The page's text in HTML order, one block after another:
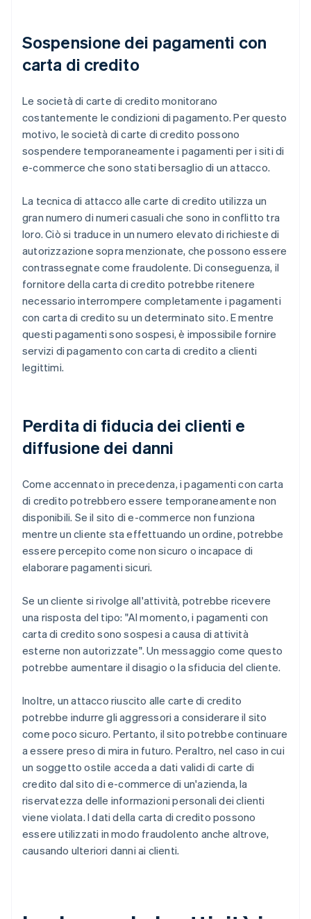
Sospensione dei pagamenti con
carta di credito
Le società di carte di credito monitorano
costantemente le condizioni di pagamento. Per questo
motivo, le società di carte di credito possono
sospendere temporaneamente i pagamenti per i siti di
e-commerce che sono stati bersaglio di un attacco.
La tecnica di attacco alle carte di credito utilizza un
gran numero di numeri casuali che sono in conflitto tra
loro. Ciò si traduce in un numero elevato di richieste di
autorizzazione sopra menzionate, che possono essere
contrassegnate come fraudolente. Di conseguenza, il
fornitore della carta di credito potrebbe ritenere
necessario interrompere completamente i pagamenti
con carta di credito su un determinato sito. E mentre
questi pagamenti sono sospesi, è impossibile fornire
servizi di pagamento con carta di credito a clienti
legittimi.
Perdita di fiducia dei clienti e
diffusione dei danni
Come accennato in precedenza, i pagamenti con carta
di credito potrebbero essere temporaneamente non
disponibili. Se il sito di e-commerce non funziona
mentre un cliente sta effettuando un ordine, potrebbe
essere percepito come non sicuro o incapace di
elaborare pagamenti sicuri.
Se un cliente si rivolge all'attività, potrebbe ricevere
una risposta del tipo: "Al momento, i pagamenti con
carta di credito sono sospesi a causa di attività
esterne non autorizzate". Un messaggio come questo
potrebbe aumentare il disagio o la sfiducia del cliente.
Inoltre, un attacco riuscito alle carte di credito
potrebbe indurre gli aggressori a considerare il sito
come poco sicuro. Pertanto, il sito potrebbe continuare
a essere preso di mira in futuro. Peraltro, nel caso in cui
un soggetto ostile acceda a dati validi di carte di
credito dal sito di e-commerce di un'azienda, la
riservatezza delle informazioni personali dei clienti
viene violata. I dati della carta di credito possono
essere utilizzati in modo fraudolento anche altrove,
causando ulteriori danni ai clienti.